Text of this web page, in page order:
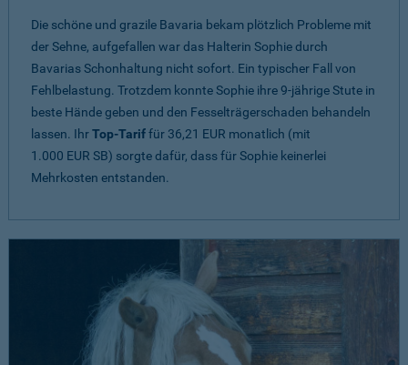
Die schöne und grazile Bavaria bekam plötzlich Probleme mit
der Sehne, aufgefallen war das Halterin Sophie durch
Bavarias Schonhaltung nicht sofort. Ein typischer Fall von
Fehlbelastung. Trotzdem konnte Sophie ihre 9-jährige Stute in
beste Hände geben und den Fesselträgerschaden behandeln
lassen. IhrTop-Tariffür 36,21 EUR monatlich (mit
1.000 EUR SB) sorgte dafür, dass für Sophie keinerlei
Mehrkosten entstanden.